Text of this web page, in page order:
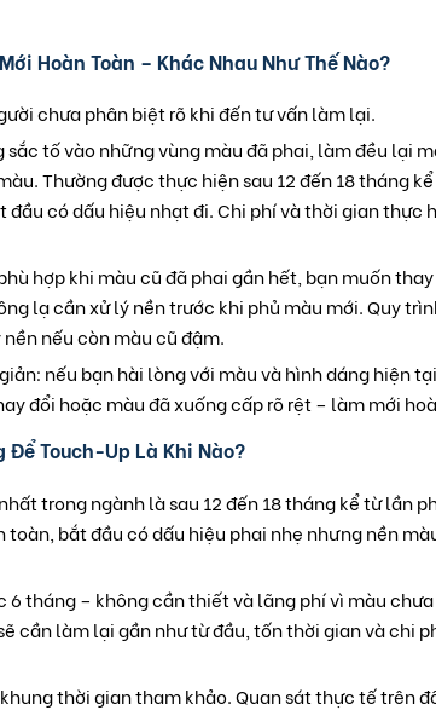
Hoàn Toàn – Khác Nhau Như Thế Nào?
chưa phân biệt rõ khi đến tư vấn làm lại.
sắc tố vào những vùng màu đã phai, làm đều lại
Thường được thực hiện sau 12 đến 18 tháng
đầu có dấu hiệu nhạt đi. Chi phí và thời gian thực
hợp khi màu cũ đã phai gần hết, bạn muốn
lạ cần xử lý nền trước khi phủ màu mới. Quy
nếu còn màu cũ đậm.
nếu bạn hài lòng với màu và hình dáng hiện
đổi hoặc màu đã xuống cấp rõ rệt – làm mới
Để Touch-Up Là Khi Nào?
trong ngành là sau 12 đến 18 tháng kể từ lần
toàn, bắt đầu có dấu hiệu phai nhẹ nhưng nền
6 tháng – không cần thiết và lãng phí vì màu
cần làm lại gần như từ đầu, tốn thời gian và chi
thời gian tham khảo. Quan sát thực tế trên